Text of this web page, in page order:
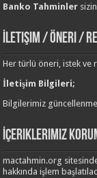
Banko Tahminler
İletişim / Öneri /
Her türlü öneri, istek ve
İletişim Bilgileri;
Bilgilerimiz
İçeriklerimiz
mactahmin.org
hakkında işlem